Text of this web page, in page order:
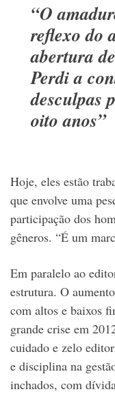
“O
reflexo do
abertura
Perdi a
desculpas
oito anos”
Hoje, eles estão
que envolve uma
participação dos
gêneros. “É um
Em paralelo ao
estrutura. O
com altos e baixos
grande crise em
cuidado e zelo
e disciplina na
inchados, com